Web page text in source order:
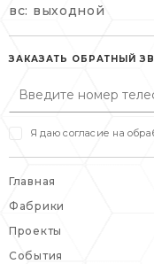
пн-пт: 10:00-
сб, вс:
пн-пт: 10:00-
сб: выходной
вс: выходной
ЗАКАЗАТЬ ОБРАТНЫЙ
Я даю согласие на
Главная
Фабрики
Проекты
События